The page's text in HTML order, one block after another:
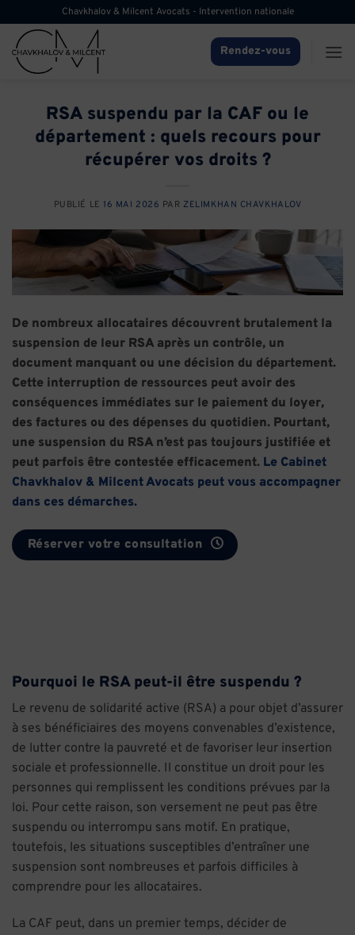
contenu
Chavkhalov & Milcent Avocats - Intervention nationale
Rendez-vous
RSA suspendu par la CAF ou le
département : quels recours pour
récupérer vos droits ?
PUBLIÉ LE16 MAI 2026 PAR ZELIMKHAN CHAVKHALOV
De nombreux allocataires découvrent brutalement la
suspension de leur RSA après un contrôle, un
document manquant ou une décision du département.
Cette interruption de ressources peut avoir des
conséquences immédiates sur le paiement du loyer,
des factures ou des dépenses du quotidien. Pourtant,
une suspension du RSA n’est pas toujours justifiée et
peut parfois être contestée efficacement. Le Cabinet
Chavkhalov & Milcent Avocats peut vous accompagner
dans ces démarches.
Réserver votre consultation
Pourquoi le RSA peut-il être suspendu ?
Le revenu de solidarité active (RSA) a pour objet d’assurer
à ses bénéficiaires des moyens convenables d’existence,
de lutter contre la pauvreté et de favoriser leur insertion
sociale et professionnelle. Il constitue un droit pour les
personnes qui remplissent les conditions prévues par la
loi. Pour cette raison, son versement ne peut pas être
suspendu ou interrompu sans motif. En pratique,
toutefois, les situations susceptibles d’entraîner une
suspension sont nombreuses et parfois difficiles à
comprendre pour les allocataires.
La CAF peut, dans un premier temps, décider de